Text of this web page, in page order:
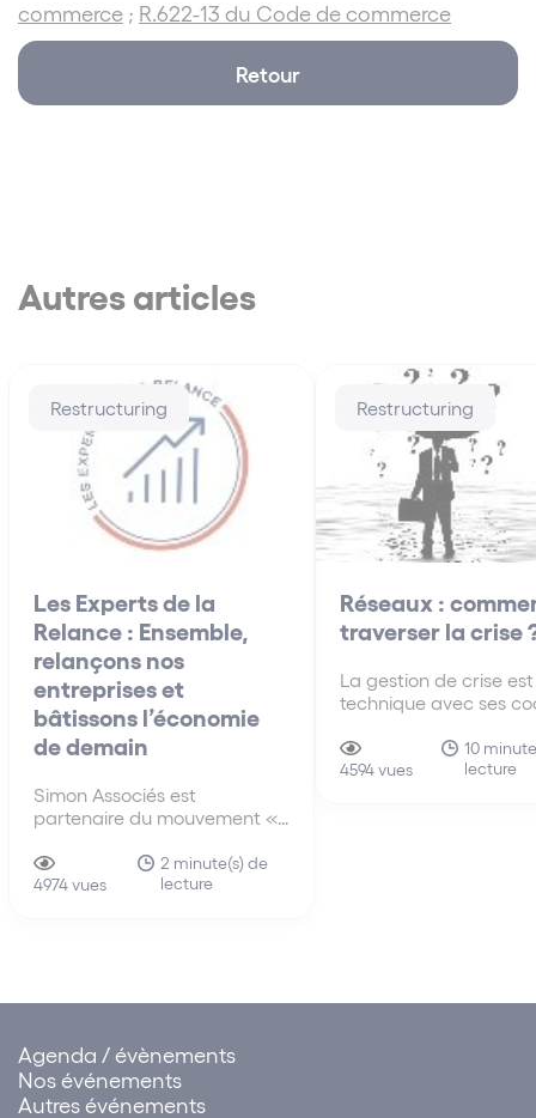
commerce ; R.622-13 du Code de commerce
Retour
Autres articles
Restructuring
Les Experts de la
Relance : Ensemble,
relançons nos
entreprises et
bâtissons l’économie
de demain
Simon Associés est
partenaire du mouvement «
une initiative des banques
d’affaires Arjil & Associés,
4974 vues
2 minute(s) de
lecture
Restructuring
Réseaux :
traverser la crise
La gestion de crise
technique avec ses
propose une grille de
synthétique des
4594 vues
10
lecture
Agenda / évènements
Nos événements
Autres événements